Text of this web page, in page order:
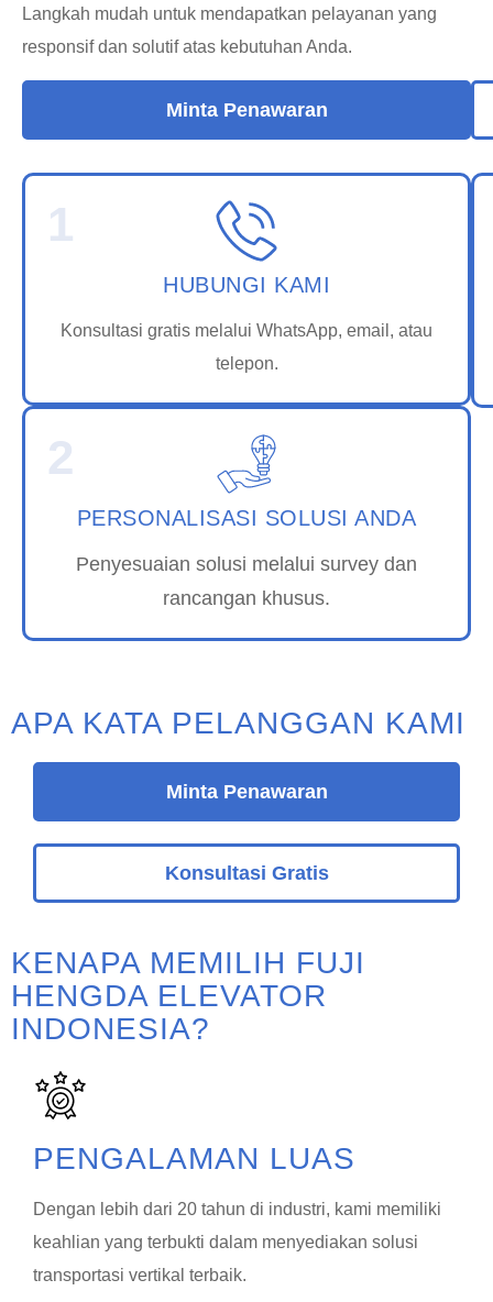
Langkah mudah untuk mendapatkan pelayanan yang
responsif dan solutif atas kebutuhan Anda.
Minta Penawaran
HUBUNGI KAMI
Konsultasi gratis melalui WhatsApp, email, atau
telepon.
1
PERSONALISASI SOLUSI ANDA
Penyesuaian solusi melalui survey dan
rancangan khusus.
2
APA KATA PELANGGAN KAMI
Minta Penawaran
Konsultasi Gratis
KENAPA MEMILIH FUJI
HENGDA ELEVATOR
INDONESIA?
PENGALAMAN LUAS
Dengan lebih dari 20 tahun di industri, kami memiliki
keahlian yang terbukti dalam menyediakan solusi
transportasi vertikal terbaik.